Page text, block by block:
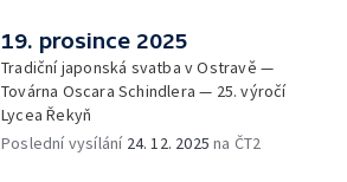
19. prosince 2025
Tradiční japonská svatba v Ostravě —
Továrna Oscara Schindlera — 25. výročí
Lycea Řekyň
Poslední vysílání 24. 12. 2025 na ČT2